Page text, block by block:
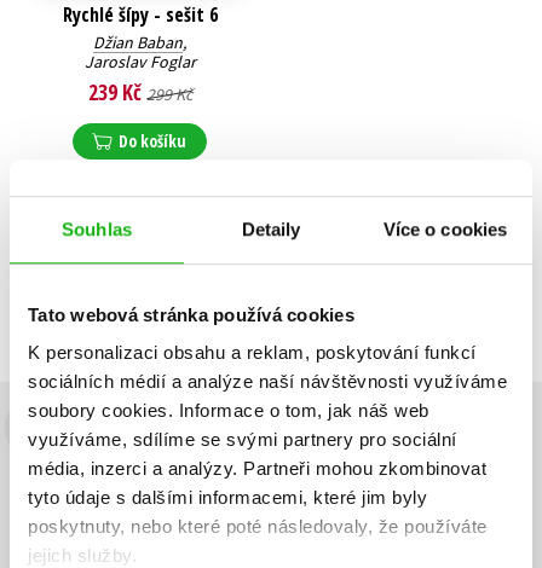
Souhlas Detaily Více o cookies
Tato webová stránka používá cookies
K personalizaci obsahu a reklam, poskytování funkcí
sociálních médií a analýze naší návštěvnosti využíváme
soubory cookies. Informace o tom, jak náš web
využíváme, sdílíme se svými partnery pro sociální
média, inzerci a analýzy. Partneři mohou zkombinovat
tyto údaje s dalšími informacemi, které jim byly
poskytnuty, nebo které poté následovaly, že používáte
jejich služby.
Rychlé šípy - sešit 6
Džian Baban,
Jaroslav Foglar
239 Kč 299 Kč
Do košíku
Zobrazuji 1 až 1 z celkem 1 záznamů
Předchozí 1 Další
Budete to vědět jako první!
Zajímá Vás, jaký knižní hit právě vychází, na jaké zboží je výhodná
sleva, jaká běží soutěž o ceny? Přihlášením k odběru našich e-
mailových novineksouhlasíte se zpracováním osobních údajů.